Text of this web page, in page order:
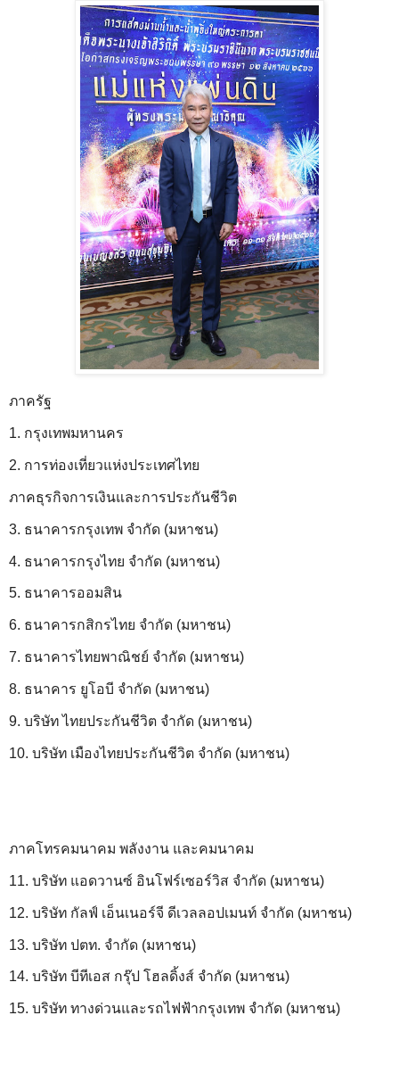
ภาครัฐ
1. กรุงเทพมหานคร
2. การท่องเที่ยวแห่งประเทศไทย
ภาคธุรกิจการเงินและการประกันชีวิต
3. ธนาคารกรุงเทพ จำกัด (มหาชน)
4. ธนาคารกรุงไทย จำกัด (มหาชน)
5. ธนาคารออมสิน
6. ธนาคารกสิกรไทย จำกัด (มหาชน)
7. ธนาคารไทยพาณิชย์ จำกัด (มหาชน)
8. ธนาคาร ยูโอบี จำกัด (มหาชน)
9. บริษัท ไทยประกันชีวิต จำกัด (มหาชน)
10. บริษัท เมืองไทยประกันชีวิต จำกัด (มหาชน)
ภาคโทรคมนาคม พลังงาน และคมนาคม
11. บริษัท แอดวานซ์ อินโฟร์เซอร์วิส จำกัด (มหาชน)
12. บริษัท กัลฟ์ เอ็นเนอร์จี ดีเวลลอปเมนท์ จำกัด (มหาชน)
13. บริษัท ปตท. จำกัด (มหาชน)
14. บริษัท บีทีเอส กรุ๊ป โฮลดิ้งส์ จำกัด (มหาชน)
15. บริษัท ทางด่วนและรถไฟฟ้ากรุงเทพ จำกัด (มหาชน)